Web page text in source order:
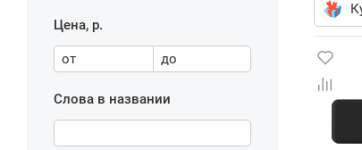
Цена, р.
от до
Слова в названии